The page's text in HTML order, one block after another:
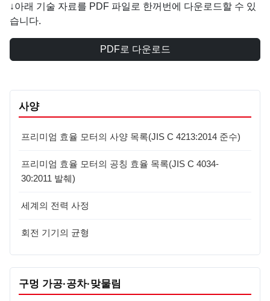
↓아래 기술 자료를 PDF 파일로 한꺼번에 다운로드할 수 있
습니다.
PDF로 다운로드
사양
프리미엄 효율 모터의 사양 목록(JIS C 4213:2014 준수)
프리미엄 효율 모터의 공칭 효율 목록(JIS C 4034-
30:2011 발췌)
세계의 전력 사정
회전 기기의 균형
구멍 가공·공차·맞물림